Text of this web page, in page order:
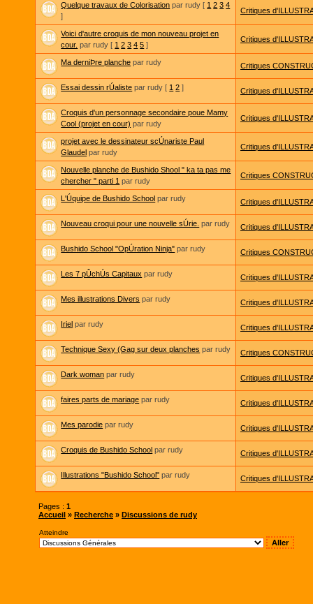
Quelque travaux de Colorisation par rudy [ 1 2 3 4
]
Critiques
Voici d'autre croquis de mon nouveau projet en
cour. par rudy [ 1 2 3 4 5 ]
Critiques
Ma derniÞre planche par rudy Critiques
Essai dessin rÚaliste par rudy [ 1 2 ] Critiques
Croquis d'un personnage secondaire poue Mamy
Cool (projet en cour) par rudy
Critiques
projet avec le dessinateur scÚnariste Paul
Glaudel par rudy
Critiques
Nouvelle planche de Bushido Shool " ka ta pas me
chercher " parti 1 par rudy
Critiques
L'Úquipe de Bushido School par rudy Critiques
Nouveau croqui pour une nouvelle sÚrie. par rudy Critiques
Bushido School "OpÚration Ninja" par rudy Critiques
Les 7 pÛchÚs Capitaux par rudy Critiques
Mes illustrations Divers par rudy Critiques
Iriel par rudy Critiques
Technique Sexy (Gag sur deux planches par rudy Critiques
Dark woman par rudy Critiques
faires parts de mariage par rudy Critiques
Mes parodie par rudy Critiques
Croquis de Bushido School par rudy Critiques
Illustrations "Bushido School" par rudy Critiques
Pages : 1
Accueil » Recherche » Discussions de rudy
Atteindre